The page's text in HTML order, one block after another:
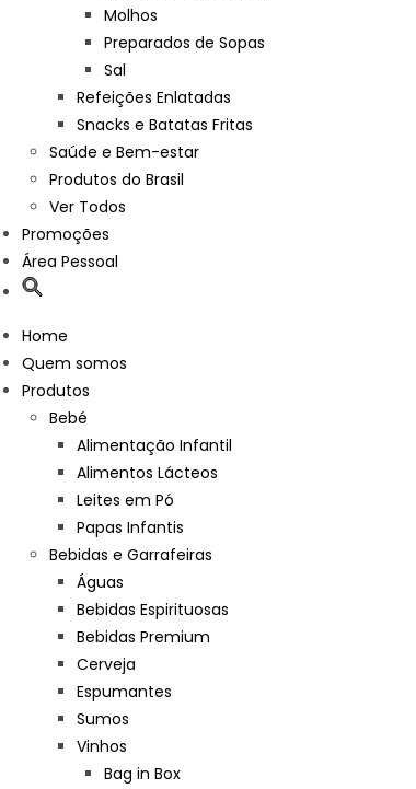
Molhos
Preparados de Sopas
Sal
Refeições Enlatadas
Snacks e Batatas Fritas
Saúde e Bem-estar
Produtos do Brasil
Ver Todos
Promoções
Área Pessoal
Home
Quem somos
Produtos
Bebé
Alimentação Infantil
Alimentos Lácteos
Leites em Pó
Papas Infantis
Bebidas e Garrafeiras
Águas
Bebidas Espirituosas
Bebidas Premium
Cerveja
Espumantes
Sumos
Vinhos
Bag in Box